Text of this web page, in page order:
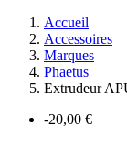
Accueil
Accessoires
Marques
Phaetus
Extrudeur
-20,00 €